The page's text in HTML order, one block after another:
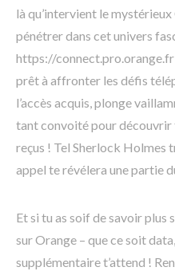
là qu’intervient le
pénétrer dans cet univers
https://
prêt à affronter les défis
l’accès acquis, plonge
tant convoité pour découvrir
reçus ! Tel Sherlock Holmes
appel te révélera une partie
Et si tu as soif de savoir
sur Orange – que ce soit
supplémentaire t’attend !